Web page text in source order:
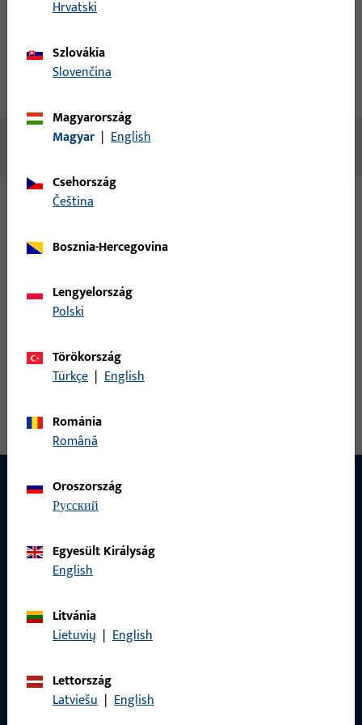
termékleírás
Nincs elérhető tartalom
falcsarokpánt, teljes hossz 117,5 mm, Felszerelés körbe futó,
Hrvatski
Szlovákia
Slovenčina
Magyarország
Magyar | English
Csehország
čeština
Bosznia-Hercegovina
Lengyelország
Polski
Törökország
Türkçe | English
Románia
Română
Oroszország
русский
Egyesült Királyság
English
Litvánia
Lietuvių | English
Lettország
Latviešu | English